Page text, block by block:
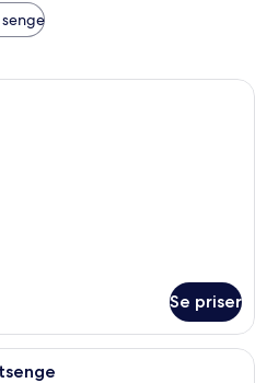
Et hotelværelse med en seng, to
Se priser
Et hotelværelse med to senge, et